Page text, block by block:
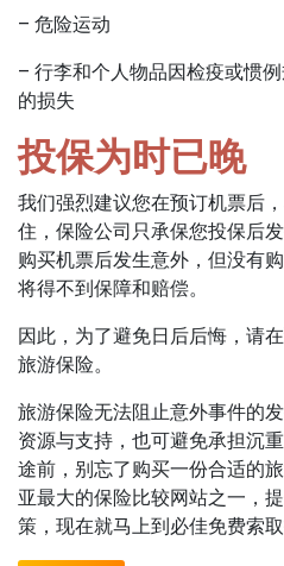
– 危险运动
– 行李和个人物品因检疫或惯
的损失
投保为时已晚
我们强烈建议您在预订机票后
住，保险公司只承保您投保后
购买机票后发生意外，但没有
将得不到保障和赔偿。
因此，为了避免日后后悔，请
旅游保险。
旅游保险无法阻止意外事件的
资源与支持，也可避免承担沉
途前，别忘了购买一份合适的
亚最大的保险比较网站之一，
策，现在就马上到必佳免费索取